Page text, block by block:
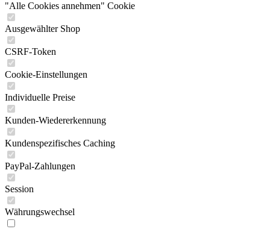
"Alle Cookies annehmen" Cookie
Ausgewählter Shop
CSRF-Token
Cookie-Einstellungen
Individuelle Preise
Kunden-Wiedererkennung
Kundenspezifisches Caching
PayPal-Zahlungen
Session
Währungswechsel